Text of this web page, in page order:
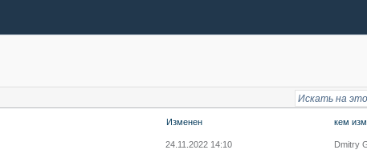
Изменен кем
24.11.2022 14:10
Dmitry